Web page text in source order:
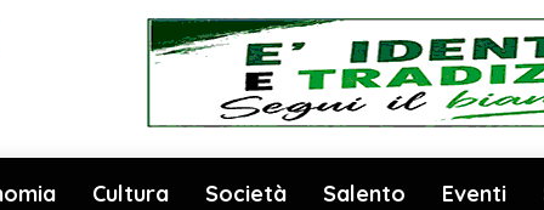
Cultura Società Salento Eventi